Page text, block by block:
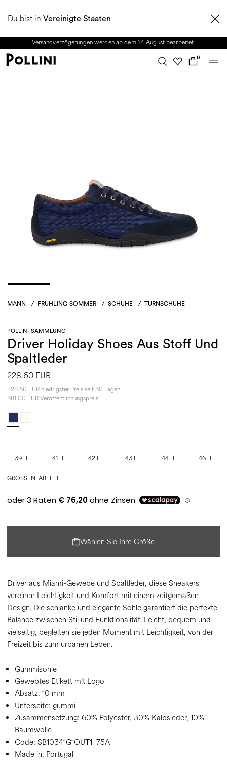
Du bist in Vereinigte Staaten
2026 KOLLEKTION. Vom 8. bis 16. August ist unser Kundenservice nicht
Versandverzögerungen werden ab dem 17. August bearbeitet.
0
MANN / FRUHLING-SOMMER / SCHUHE / TURNSCHUHE
POLLINI-SAMMLUNG
Driver Holiday Shoes Aus Stoff Und
Spaltleder
228.60 EUR
228.60 EUR niedrigster Preis seit 30 Tagen
381.00 EUR Veröffentlichungspreis
39 IT 41 IT 42 IT 43 IT 44 IT 46 IT
GRÖSSENTABELLE
Wählen Sie Ihre Größe
Driver aus Miami-Gewebe und Spaltleder, diese Sneakers
vereinen Leichtigkeit und Komfort mit einem zeitgemäßen
Design. Die schlanke und elegante Sohle garantiert die perfekte
Balance zwischen Stil und Funktionalität. Leicht, bequem und
vielseitig, begleiten sie jeden Moment mit Leichtigkeit, von der
Freizeit bis zum urbanen Leben.
Gummisohle
Gewebtes Etikett mit Logo
Absatz: 10 mm
Unterseite: gummi
Zusammensetzung: 60% Polyester, 30% Kalbsleder, 10%
Baumwolle
Code: SB10341G1OUT1_75A
Made in: Portugal